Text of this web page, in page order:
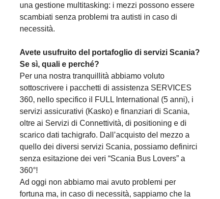
una gestione multitasking: i mezzi possono essere
scambiati senza problemi tra autisti in caso di
necessità.
Avete usufruito del portafoglio di servizi Scania?
Se sì, quali e perché?
Per una nostra tranquillità abbiamo voluto
sottoscrivere i pacchetti di assistenza SERVICES
360, nello specifico il FULL International (5 anni), i
servizi assicurativi (Kasko) e finanziari di Scania,
oltre ai Servizi di Connettività, di positioning e di
scarico dati tachigrafo. Dall’acquisto del mezzo a
quello dei diversi servizi Scania, possiamo definirci
senza esitazione dei veri “Scania Bus Lovers” a
360°!
Ad oggi non abbiamo mai avuto problemi per
fortuna ma, in caso di necessità, sappiamo che la